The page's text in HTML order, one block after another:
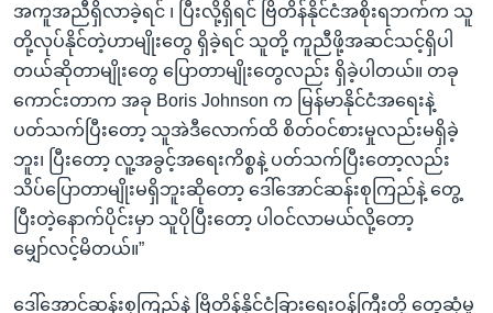
အကူအညီရှိလာခဲ့ရင် ၊ ပြီးလို့ရှိရင် ဗြိတိန်နိုင်ငံအစိုးရဘက်က သူ
တို့လုပ်နိုင်တဲ့ဟာမျိုးတွေ ရှိခဲ့ရင် သူတို့ ကူညီဖို့အဆင်သင့်ရှိပါ
တယ်ဆိုတာမျိုးတွေ ပြောတာမျိုးတွေလည်း ရှိခဲ့ပါတယ်။ တခု
ကောင်းတာက အခု Boris Johnson က မြန်မာနိုင်ငံအရေးနဲ့
ပတ်သက်ပြီးတော့ သူအဲဒီလောက်ထိ စိတ်ဝင်စားမှုလည်းမရှိခဲ့
ဘူး၊ ပြီးတော့ လူ့အခွင့်အရေးကိစ္စနဲ့ ပတ်သက်ပြီးတော့လည်း
သိပ်ပြောတာမျိုးမရှိဘူးဆိုတော့ ဒေါ်အောင်ဆန်းစုကြည်နဲ့ တွေ့
ပြီးတဲ့နောက်ပိုင်းမှာ သူပိုပြီးတော့ ပါဝင်လာမယ်လို့တော့
မျှော်လင့်မိတယ်။”
ဒေါ်အောင်ဆန်းစုကြည်နဲ့ ဗြိတိန်နိုင်ငံခြားရေးဝန်ကြီးတို့ တွေ့ဆုံမှု